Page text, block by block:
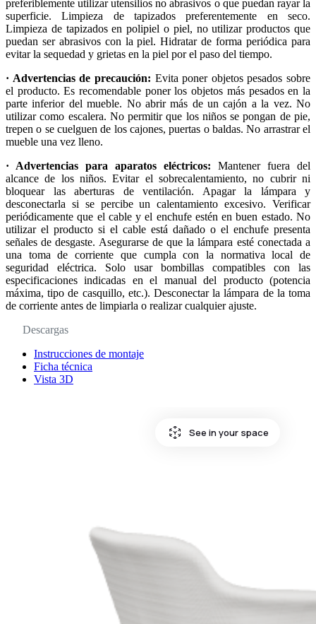
preferiblemente utilizar utensilios no abrasivos o que puedan rayar la
superficie. Limpieza de tapizados preferentemente en seco.
Limpieza de tapizados en polipiel o piel, no utilizar productos que
puedan ser abrasivos con la piel. Hidratar de forma periódica para
evitar la sequedad y grietas en la piel por el paso del tiempo.
· Advertencias de precaución: Evita poner objetos pesados sobre
el producto. Es recomendable poner los objetos más pesados en la
parte inferior del mueble. No abrir más de un cajón a la vez. No
utilizar como escalera. No permitir que los niños se pongan de pie,
trepen o se cuelguen de los cajones, puertas o baldas. No arrastrar el
mueble una vez lleno.
· Advertencias para aparatos eléctricos: Mantener fuera del
alcance de los niños. Evitar el sobrecalentamiento, no cubrir ni
bloquear las aberturas de ventilación. Apagar la lámpara y
desconectarla si se percibe un calentamiento excesivo. Verificar
periódicamente que el cable y el enchufe estén en buen estado. No
utilizar el producto si el cable está dañado o el enchufe presenta
señales de desgaste. Asegurarse de que la lámpara esté conectada a
una toma de corriente que cumpla con la normativa local de
seguridad eléctrica. Solo usar bombillas compatibles con las
especificaciones indicadas en el manual del producto (potencia
máxima, tipo de casquillo, etc.). Desconectar la lámpara de la toma
de corriente antes de limpiarla o realizar cualquier ajuste.
Descargas
Instrucciones de montaje
Ficha técnica
Vista 3D